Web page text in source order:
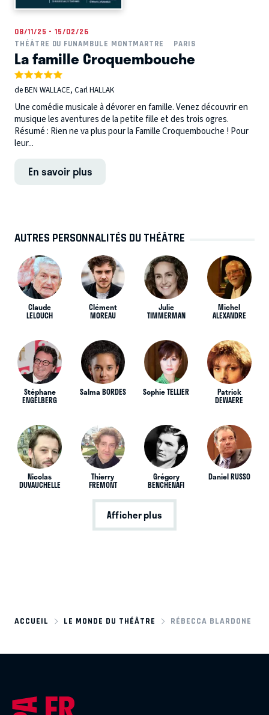
08/11/25 - 15/02/26
THÉÂTRE DU FUNAMBULE MONTMARTRE
PARIS
La famille Croquembouche
de BEN WALLACE, Carl HALLAK
Une comédie musicale à dévorer en famille. Venez découvrir en
musique les aventures de la petite fille et des trois ogres.
Résumé : Rien ne va plus pour la Famille Croquembouche ! Pour
leur...
En savoir plus
AUTRES PERSONNALITÉS DU THÉÂTRE
Claude
LELOUCH
Clément
MOREAU
Julie
TIMMERMAN
Michel
ALEXANDRE
Stéphane
ENGELBERG
Salma BORDES Sophie TELLIER Patrick
DEWAERE
Nicolas
DUVAUCHELLE
Thierry
FREMONT
Grégory
BENCHENAFI
Daniel RUSSO
Afficher plus
ACCUEIL LE MONDE DU THÉÂTRE RÉBECCA BLARDONE